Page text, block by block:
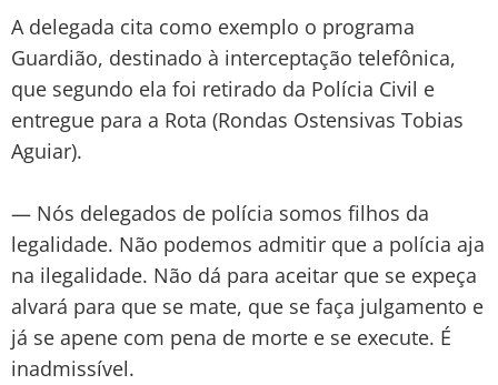
A delegada cita como exemplo o programa
Guardião, destinado à interceptação telefônica,
que segundo ela foi retirado da Polícia Civil e
entregue para a Rota (Rondas Ostensivas Tobias
Aguiar).
— Nós delegados de polícia somos filhos da
legalidade. Não podemos admitir que a polícia aja
na ilegalidade. Não dá para aceitar que se expeça
alvará para que se mate, que se faça julgamento e
já se apene com pena de morte e se execute. É
inadmissível.